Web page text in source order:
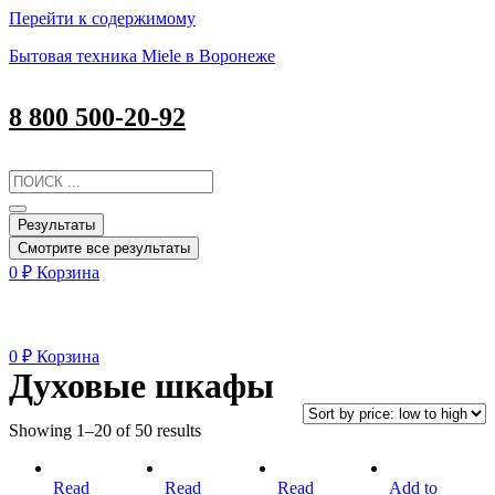
Перейти к содержимому
Бытовая техника Miele в Воронеже
8 800 500-20-92
Результаты
Смотрите все результаты
0 ₽ Корзина
0 ₽ Корзина
Духовые шкафы
Showing 1–20 of 50 results
Микроволновая
Read
Микроволновая
Read
Микроволновая
Read
Add to